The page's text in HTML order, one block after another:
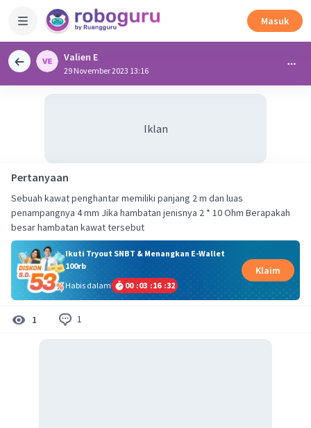
Masuk
Valien E
29 November 2023 13:16
Iklan
Pertanyaan
Sebuah kawat penghantar memiliki panjang 2 m dan luas
penampangnya 4 mm Jika hambatan jenisnya 2 * 10 Ohm Berapakah
besar hambatan kawat tersebut
Ikuti Tryout SNBT & Menangkan E-Wallet
100rb
Habis dalam
00 :03 :16 :32
Klaim
1 1